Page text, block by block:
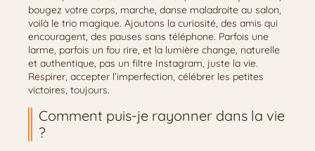
bougez votre corps, marche, danse maladroite au salon,
voilà le trio magique. Ajoutons la curiosité, des amis qui
encouragent, des pauses sans téléphone. Parfois une
larme, parfois un fou rire, et la lumière change, naturelle
et authentique, pas un filtre Instagram, juste la vie.
Respirer, accepter l’imperfection, célébrer les petites
victoires, toujours.
Comment puis-je rayonner dans la vie
?